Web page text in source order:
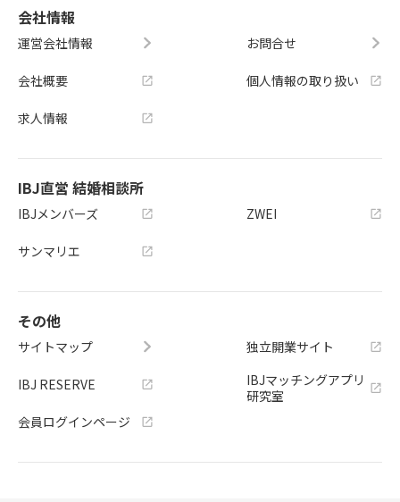
会社情報
運営会社情報
会社概要
求人情報
お問合せ
個人情報の取り扱い
IBJ直営 結婚相談所
IBJメンバーズ
サンマリエ
ZWEI
その他
サイトマップ
IBJ RESERVE
会員ログインページ
独立開業サイト
IBJマッチングアプリ
研究室